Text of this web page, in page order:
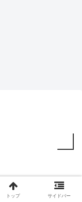
トップ サイドバー